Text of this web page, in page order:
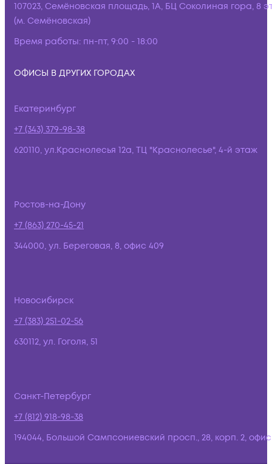
107023, Семёновская площадь, 1А, БЦ Соколиная гора, 8
(м. Семёновская)
Время работы: пн-пт, 9:00 - 18:00
ОФИСЫ В ДРУГИХ ГОРОДАХ
Екатеринбург
+7 (343) 379-98-38
620110, ул.Краснолесья 12а, ТЦ "Краснолесье", 4-й этаж
Ростов-на-Дону
+7 (863) 270-45-21
344000, ул. Береговая, 8, офис 409
Новосибирск
+7 (383) 251-02-56
630112, ул. Гоголя, 51
Санкт-Петербург
+7 (812) 918-98-38
194044, Большой Сампсониевский просп., 28, корп. 2,